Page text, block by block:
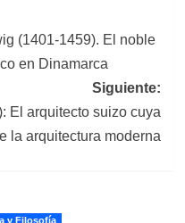
(1401-1459). El noble
en Dinamarca
Siguiente:
El arquitecto suizo cuya
la arquitectura moderna
y Filosofía